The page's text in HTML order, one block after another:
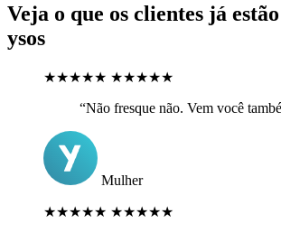
Veja o que os clientes já
ysos
★★★★★ ★★★★★
“Não fresque não. Vem você
Mulher
★★★★★ ★★★★★